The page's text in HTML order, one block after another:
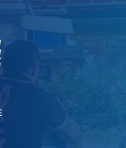
, Ouvre une nouvelle